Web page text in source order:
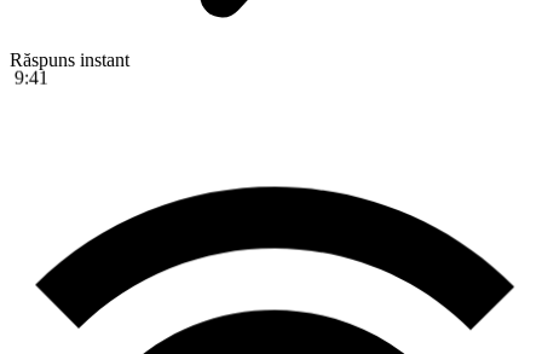
Răspuns instant
9:41